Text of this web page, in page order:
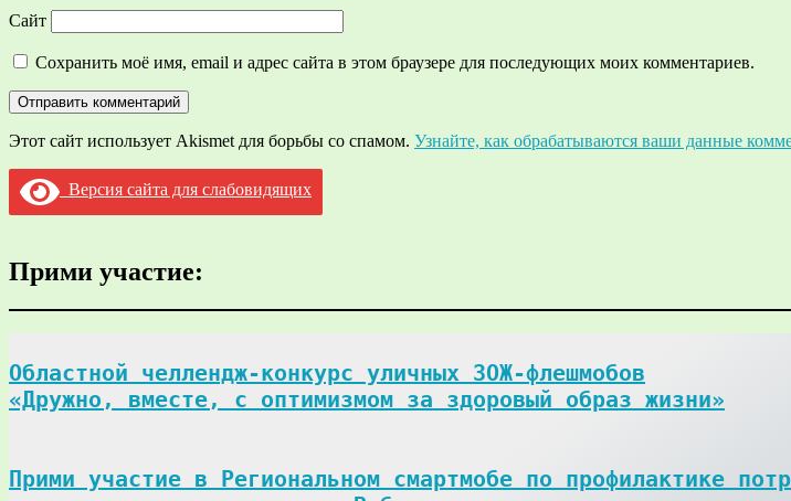
Сайт
Сохранить моё имя, email и адрес сайта в этом браузере для последующих моих комментариев.
Этот сайт использует Akismet для борьбы со спамом. Узнайте, как обрабатываются ваши данные
Версия сайта для слабовидящих
Прими участие:
Областной челлендж-конкурс уличных ЗОЖ-флешмобов
«Дружно, вместе, с оптимизмом за здоровый образ жизни»
Прими участие в Региональном смартмобе по профилактике